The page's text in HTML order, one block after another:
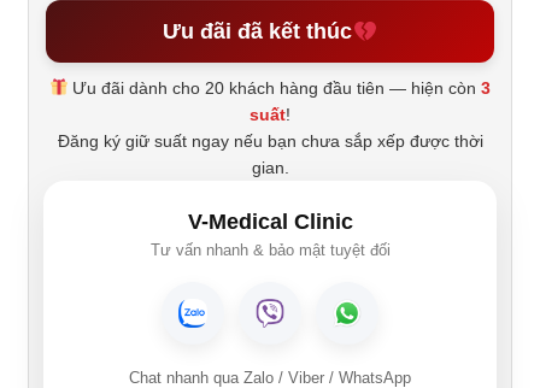
Ưu đãi đã kết thúc
Ưu đãi dành cho 20 khách hàng đầu tiên — hiện còn3
suất!
Đăng ký giữ suất ngay nếu bạn chưa sắp xếp được thời
gian.
V-Medical Clinic
Tư vấn nhanh & bảo mật tuyệt đối
Chat nhanh qua Zalo / Viber / WhatsApp